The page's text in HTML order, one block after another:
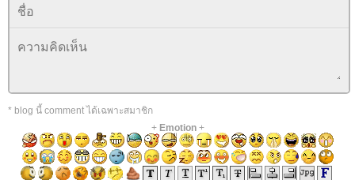
* blog นี้ comment ได้เฉพาะสมาชิก
+ Emotion+